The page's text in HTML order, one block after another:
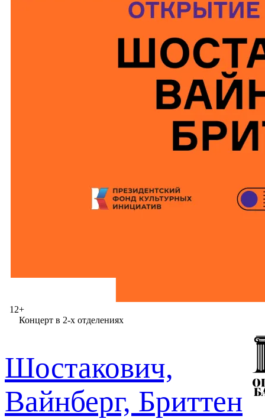
Концерт в 2-х отделениях
12+
Шостакович,
Вайнберг, Бриттен